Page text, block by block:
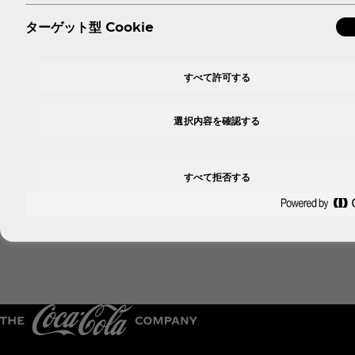
ターゲット型 Cookie
すべて許可する
すべて拒否する
選択内容を確認する